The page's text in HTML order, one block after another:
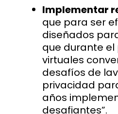
Implementar
que para ser
diseñados
que durante
virtuales
desafíos de
privacidad
años
desafiantes”.